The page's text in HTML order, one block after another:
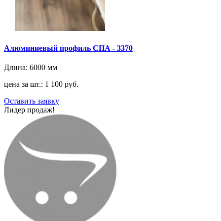
Алюминиевый профиль СПА - 3370
Длина: 6000 мм
цена за шт.: 1 100 руб.
Оставить заявку
Лидер продаж!